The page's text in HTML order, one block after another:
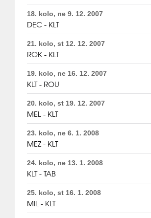
18. kolo, ne 9. 12. 2007
DEC - KLT
21. kolo, st 12. 12. 2007
ROK - KLT
19. kolo, ne 16. 12. 2007
KLT - ROU
20. kolo, st 19. 12. 2007
MEL - KLT
23. kolo, ne 6. 1. 2008
MEZ - KLT
24. kolo, ne 13. 1. 2008
KLT - TAB
25. kolo, st 16. 1. 2008
MIL - KLT